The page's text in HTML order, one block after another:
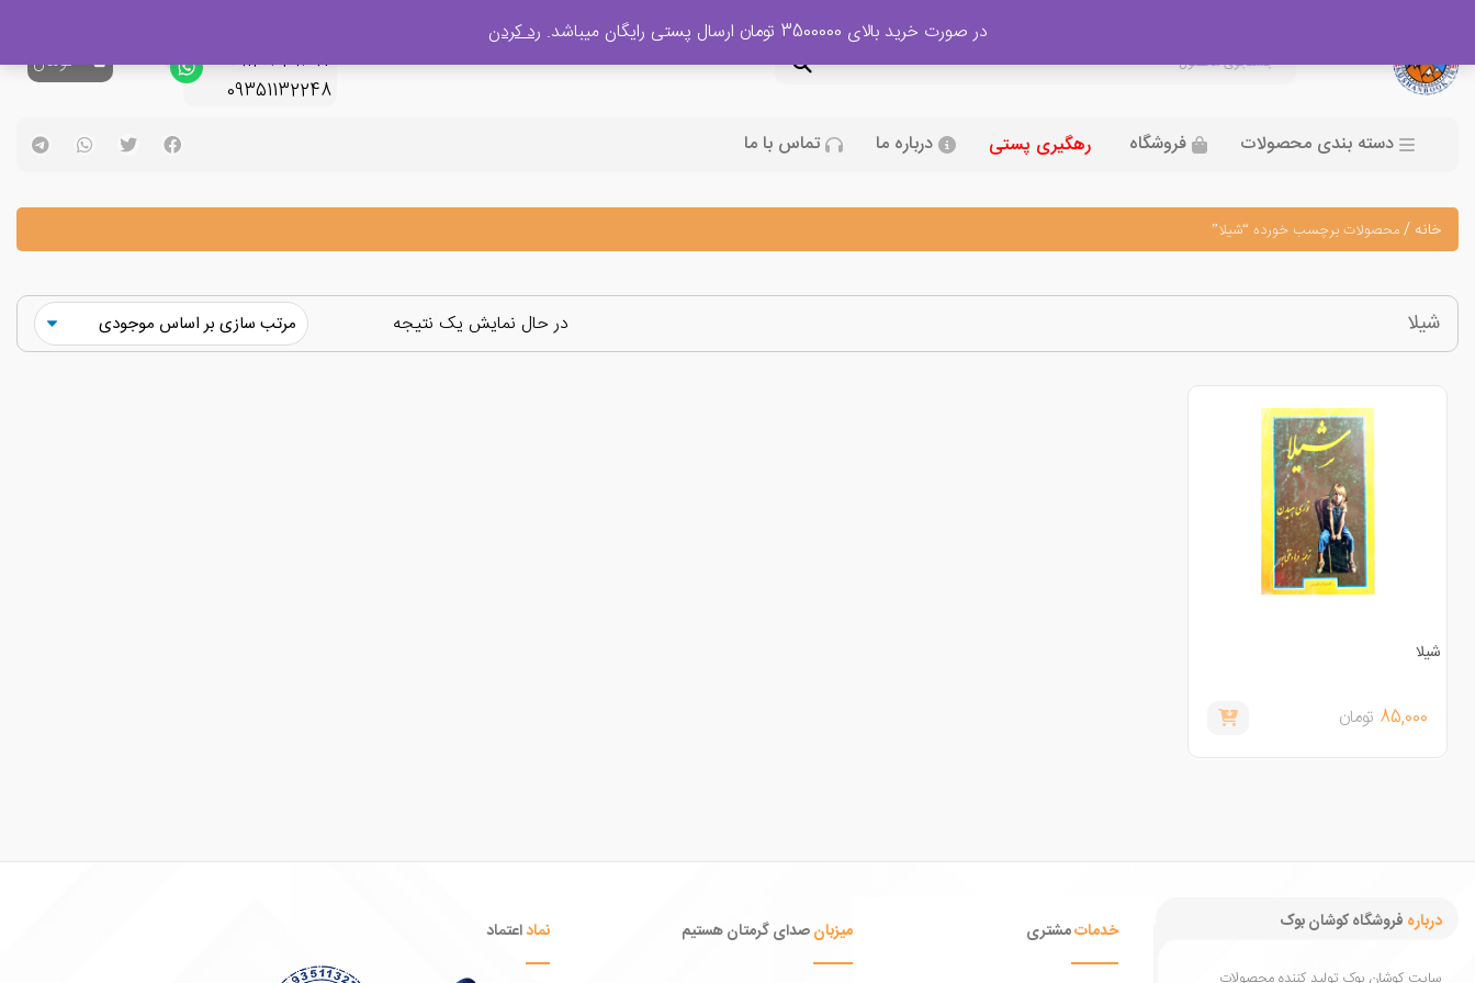
09120329397
09351132248
0تومان
دسته بندی محصولات فروشگاه رهگیری پستی درباره ما تماس با ما
خانه /محصولات برچسب خورده “شیلا”
شیلا در حال نمایش یک نتیجه
شیلا
85,000 تومان
درباره فروشگاه کوشان بوک خدماتمشتری میزبانصدای گرمتان هستیم نماداعتماد
در صورت خرید بالای 3500000 تومان ارسال پستی رایگان میباشد. رد کردن